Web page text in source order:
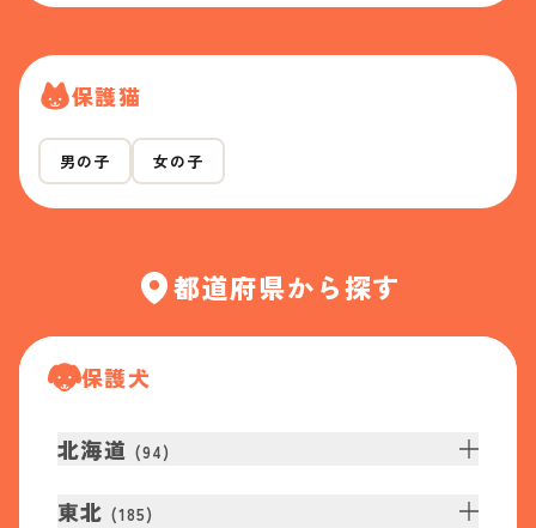
保護猫
男の子 女の子
都道府県から探す
保護犬
北海道 (94)
東北 (185)